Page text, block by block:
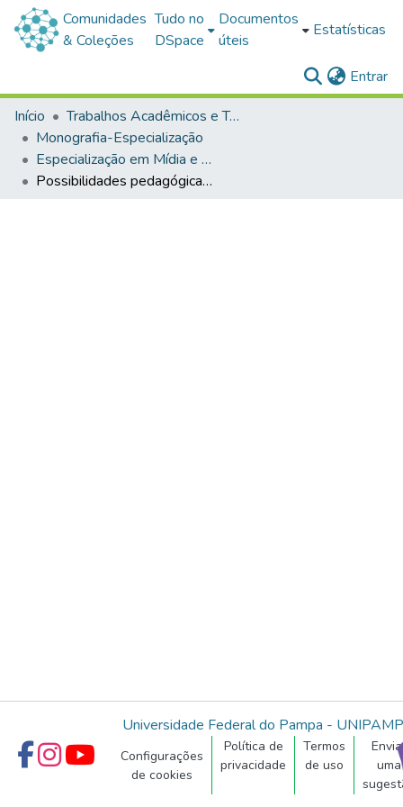
Comunidades
& Coleções
Tudo no
DSpace
Documentos
úteis
Estatísticas
Entrar
Início
Trabalhos Acadêmicos e Técnicos
Monografia-Especialização
Especialização em Mídia e Educação
Possibilidades pedagógicas do uso de podcasts como recurso didático
Universidade Federal do Pampa -
Configurações
de cookies
Política de
privacidade
Termos
de uso
uma